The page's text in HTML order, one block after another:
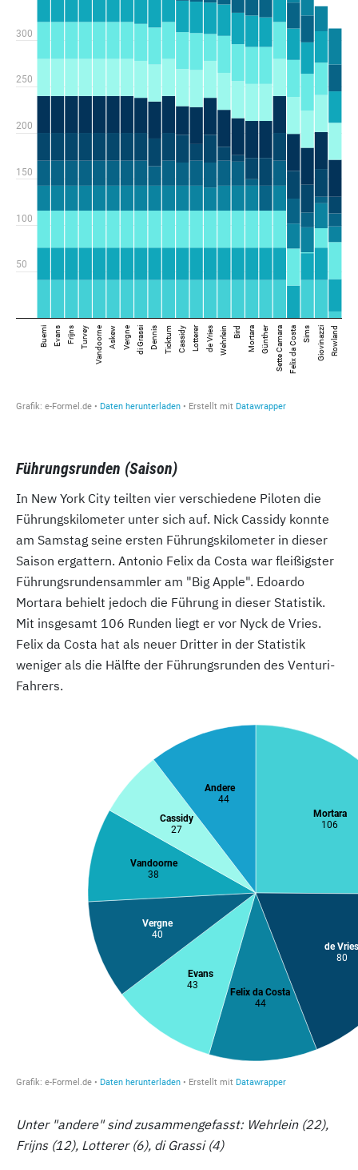
Führungsrunden (Saison)
In New York City teilten vier verschiedene Piloten die
Führungskilometer unter sich auf. Nick Cassidy konnte
am Samstag seine ersten Führungskilometer in dieser
Saison ergattern. Antonio Felix da Costa war fleißigster
Führungsrundensammler am "Big Apple". Edoardo
Mortara behielt jedoch die Führung in dieser Statistik.
Mit insgesamt 106 Runden liegt er vor Nyck de Vries.
Felix da Costa hat als neuer Dritter in der Statistik
weniger als die Hälfte der Führungsrunden des Venturi-
Fahrers.
Unter "andere" sind zusammengefasst: Wehrlein (22),
Frijns (12), Lotterer (6), di Grassi (4)